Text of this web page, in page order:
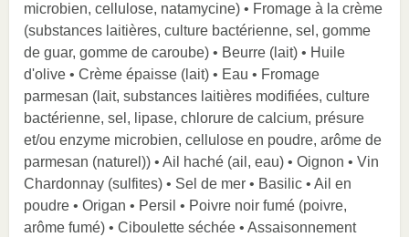
microbien, cellulose, natamycine) • Fromage à la crème
(substances laitières, culture bactérienne, sel, gomme
de guar, gomme de caroube) • Beurre (lait) • Huile
d'olive • Crème épaisse (lait) • Eau • Fromage
parmesan (lait, substances laitières modifiées, culture
bactérienne, sel, lipase, chlorure de calcium, présure
et/ou enzyme microbien, cellulose en poudre, arôme de
parmesan (naturel)) • Ail haché (ail, eau) • Oignon • Vin
Chardonnay (sulfites) • Sel de mer • Basilic • Ail en
poudre • Origan • Persil • Poivre noir fumé (poivre,
arôme fumé) • Ciboulette séchée • Assaisonnement